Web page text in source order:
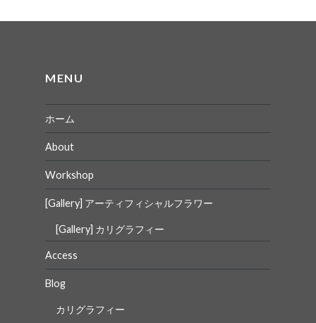
ー
MENU
ホーム
About
Workshop
[Gallery] アーティフィシャルフラワー
[Gallery] カリグラフィー
Access
Blog
カリグラフィー